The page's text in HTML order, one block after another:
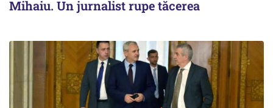
Mihaiu. Un jurnalist rupe tăcerea